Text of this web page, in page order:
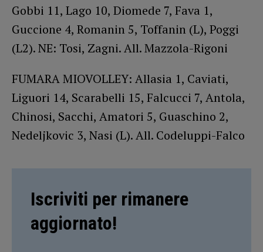
Gobbi 11, Lago 10, Diomede 7, Fava 1,
Guccione 4, Romanin 5, Toffanin (L), Poggi
(L2). NE: Tosi, Zagni. All. Mazzola-Rigoni
FUMARA MIOVOLLEY: Allasia 1, Caviati,
Liguori 14, Scarabelli 15, Falcucci 7, Antola,
Chinosi, Sacchi, Amatori 5, Guaschino 2,
Nedeljkovic 3, Nasi (L). All. Codeluppi-Falco
Iscriviti per rimanere
aggiornato!